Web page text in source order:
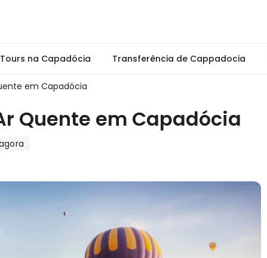
Tours na Capadócia Transferência de Cappadocia
em Capadócia
Quente em Capadócia